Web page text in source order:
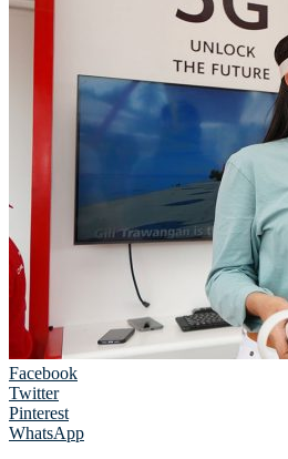
Facebook
Twitter
Pinterest
WhatsApp